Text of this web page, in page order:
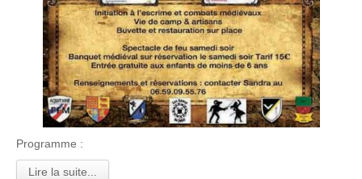
Programme :
Lire la suite...